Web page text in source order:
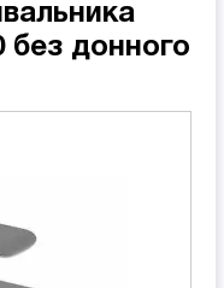
без донного